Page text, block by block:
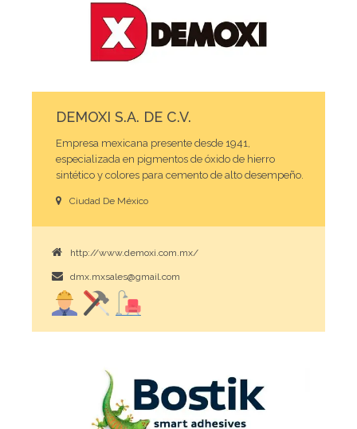
DEMOXI S.A. DE C.V.
Empresa mexicana presente desde 1941,
especializada en pigmentos de óxido de hierro
sintético y colores para cemento de alto desempeño.
Ciudad De México
http://www.demoxi.com.mx/
dmx.mxsales@gmail.com